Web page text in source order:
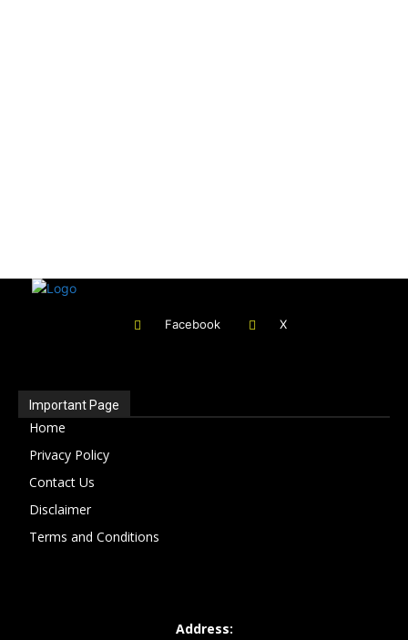
Facebook X
Important Page
Home
Privacy Policy
Contact Us
Disclaimer
Terms and Conditions
Address: